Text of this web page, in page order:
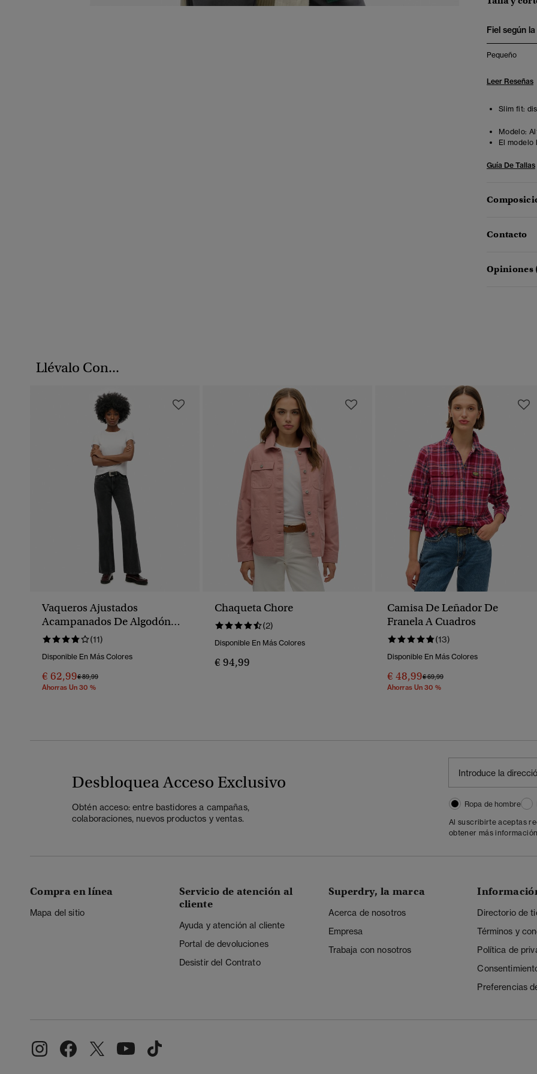
Fiel según
Pequeño
Leer Reseñas
Slim fit:
Modelo:
El modelo
Guía De Tallas
Contacto
Opiniones
Llévalo Con...
Vaqueros Ajustados
Acampanados De Algodón
Orgánico, Talle Medio
(11)
Disponible En Más Colores
€ 62,99Precio Rebajado De
€ 89,99A
Ahorras Un 30 %
Chaqueta Chore
(2)
Disponible En Más Colores
€ 94,99
Camisa De Leñador De
Franela A Cuadros
(13)
Disponible En Más Colores
€ 48,99Precio Rebajado De
€ 69,99A
Ahorras Un 30 %
Desbloquea Acceso Exclusivo
Obtén acceso: entre bastidores a campañas,
colaboraciones, nuevos productos y ventas.
Ropa de hombre
Al suscribirte aceptas
obtener más
Compra en línea
Mapa del sitio
Servicio de atención al
cliente
Ayuda y atención al cliente
Portal de devoluciones
Desistir del Contrato
Superdry, la marca
Acerca de nosotros
Empresa
Trabaja con nosotros
Directorio de
Términos y
Política de
Preferencias